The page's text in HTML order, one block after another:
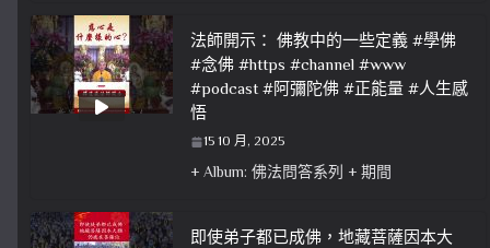
法師開示： 佛教中的一些定義 #學佛
#念佛 #https #channel #www
#podcast #阿彌陀佛 #正能量 #人生感
悟
15 10 月, 2025
+ Album: 佛法問答系列 + 期間
即使弟子都已成佛，地藏菩薩因本大